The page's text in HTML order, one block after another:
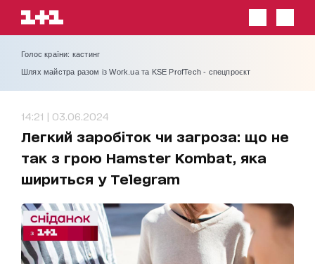
Голос країни: кастинг
Шлях майстра разом із Work.ua та KSE ProfTech - спецпроєкт
14:21 | 03.06.2024
Легкий заробіток чи загроза: що не
так з грою Hamster Kombat, яка
шириться у Telegram